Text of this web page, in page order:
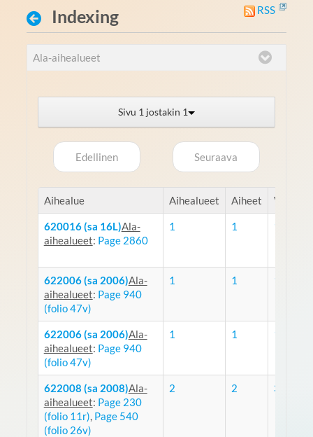
RSS
Indexing
Ala-aihealueet
Sivu 1 jostakin 1
Edellinen Seuraava
Aihealue Aihealueet Aiheet Viestejä
620016 (sa 16L)Ala-
aihealueet: Page 2860
1 1 1
622006 (sa 2006)Ala-
aihealueet: Page 940
(folio 47v)
1 1 1
622006 (sa 2006)Ala-
aihealueet: Page 940
(folio 47v)
1 1 1
622008 (sa 2008)Ala-
aihealueet: Page 230
(folio 11r), Page 540
(folio 26v)
2 2 3